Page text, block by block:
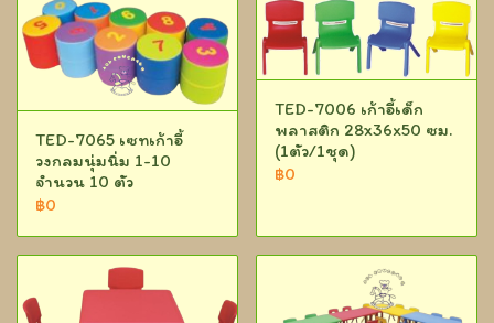
TED-7065 เซทเก้าอี้
วงกลมนุ่มนิ่ม 1-10
จำนวน 10 ตัว
฿0
TED-7006 เก้าอี้เด็ก
พลาสติก 28x36x50 ซม.
(1ตัว/1ชุด)
฿0